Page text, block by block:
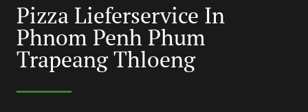
Pizza Lieferservice In
Phnom Penh Phum
Trapeang Thloeng